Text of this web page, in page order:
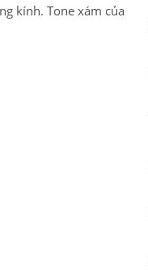
kính. Tone xám của